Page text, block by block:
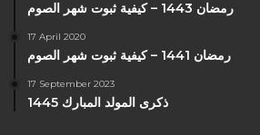
رمضان 1443 – كيفية ثبوت شهر الصوم
17 April 2020
رمضان 1441 – كيفية ثبوت شهر الصوم
17 September 2023
ذكرى المولد المبارك 1445